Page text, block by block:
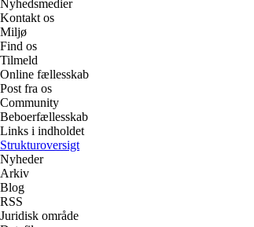
Nyhedsmedier
Kontakt os
Miljø
Find os
Tilmeld
Online fællesskab
Post fra os
Community
Beboerfællesskab
Links i indholdet
Strukturoversigt
Nyheder
Arkiv
Blog
RSS
Juridisk område